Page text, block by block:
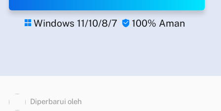
 Windows 11/10/8/7  100% Aman
Diperbarui oleh